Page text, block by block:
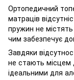
Ортопедичний
матраців
пружин не
чим забезпечує
Завдяки
не стають місцем
ідеальними для